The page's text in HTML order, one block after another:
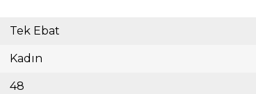
Tek Ebat
Kadın
48